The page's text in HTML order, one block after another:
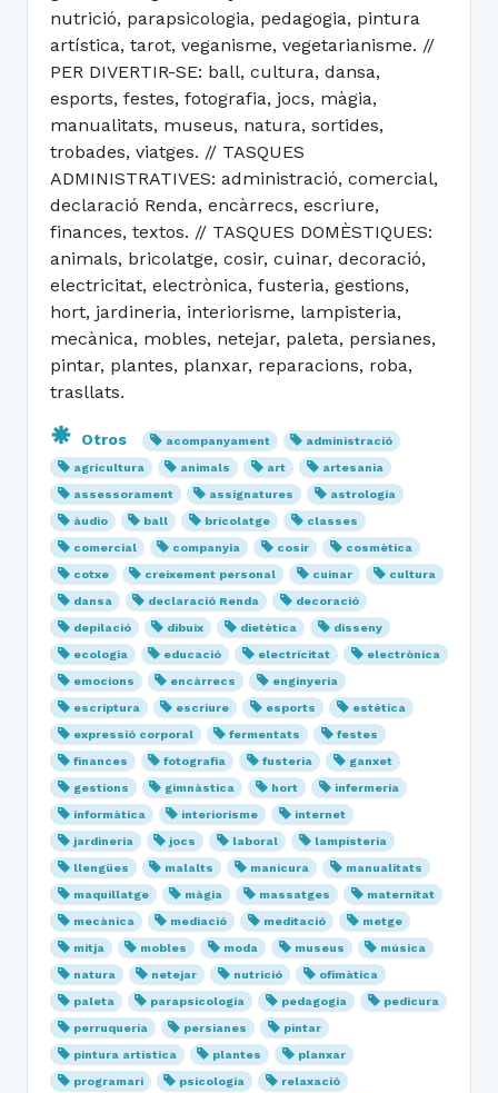
nutrició, parapsicologia, pedagogia, pintura
artística, tarot, veganisme, vegetarianisme. //
PER DIVERTIR-SE: ball, cultura, dansa,
esports, festes, fotografia, jocs, màgia,
manualitats, museus, natura, sortides,
trobades, viatges. // TASQUES
ADMINISTRATIVES: administració, comercial,
declaració Renda, encàrrecs, escriure,
finances, textos. // TASQUES DOMÈSTIQUES:
animals, bricolatge, cosir, cuinar, decoració,
electricitat, electrònica, fusteria, gestions,
hort, jardineria, interiorisme, lampisteria,
mecànica, mobles, netejar, paleta, persianes,
pintar, plantes, planxar, reparacions, roba,
trasllats.
Otros acompanyament
administració
agricultura
animals art
artesania
assessorament
assignatures
astrologia
àudio
ball bricolatge
classes
comercial
companyia cosir
cosmètica
cotxe
creixement personal cuinar
cultura
dansa
declaració Renda
decoració
depilació
dibuix dietètica
disseny
ecologia
educació electricitat
electrònica
emocions
encàrrecs
enginyeria
escriptura
escriure esports
estètica
expressió corporal
fermentats
festes
finances
fotografia fusteria
ganxet
gestions
gimnàstica hort
infermeria
informàtica
interiorisme
internet
jardineria
jocs laboral
lampisteria
llengües
malalts manicura
manualitats
maquillatge
màgia massatges
maternitat
mecànica
mediació meditació
metge
mitja
mobles moda museus
música
natura
netejar nutrició
ofimàtica
paleta
parapsicologia pedagogia
pedicura
perruqueria
persianes
pintar
pintura artística
plantes
planxar
programari
psicologia
relaxació